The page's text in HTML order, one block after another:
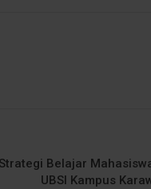
Strategi Belajar
UBSI Kampus